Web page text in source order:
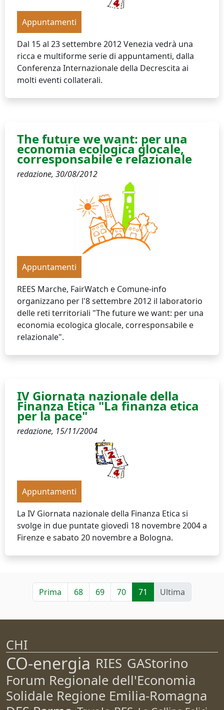
Appuntamenti
Dal 15 al 23 settembre 2012 Venezia vedrà una
ricca e multiforme serie di appuntamenti, dalla
Conferenza Internazionale della Decrescita ai
molti eventi collaterali.
The future we want: per una
economia ecologica glocale,
corresponsabile e relazionale
redazione, 30/08/2012
Appuntamenti
REES Marche, FairWatch e Comune-info
organizzano per l'8 settembre 2012 il laboratorio
delle reti territoriali "The future we want: per una
economia ecologica glocale, corresponsabile e
relazionale".
IV Giornata nazionale della
Finanza Etica "La finanza etica
per la pace"
redazione, 15/11/2004
Appuntamenti
La IV Giornata nazionale della Finanza Etica si
svolge in due puntate giovedì 18 novembre 2004 a
Firenze e sabato 20 novembre a Bologna.
Prima 68 69 70 71 Ultima
CHI
CO-energia RIES GAStorino
Forum Regionale dell'Economia
Solidale Regione Emilia-Romagna